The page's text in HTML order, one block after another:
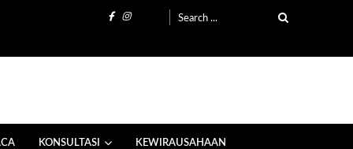
KONSULTASI KEWIRAUSAHAAN